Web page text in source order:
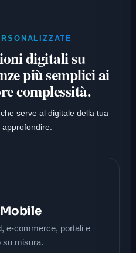
digitali su
più semplici ai
complessità.
serve al digitale della tua
approfondire.
e-commerce, portali e
su misura.